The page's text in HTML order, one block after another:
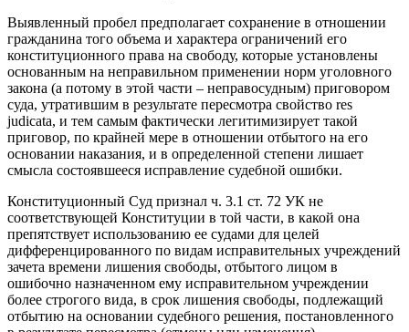
Выявленный пробел предполагает сохранение в отношении
гражданина того объема и характера ограничений его
конституционного права на свободу, которые установлены
основанным на неправильном применении норм уголовного
закона (а потому в этой части – неправосудным) приговором
суда, утратившим в результате пересмотра свойство res
judicata, и тем самым фактически легитимизирует такой
приговор, по крайней мере в отношении отбытого на его
основании наказания, и в определенной степени лишает
смысла состоявшееся исправление судебной ошибки.
Конституционный Суд признал ч. 3.1 ст. 72 УК не
соответствующей Конституции в той части, в какой она
препятствует использованию ее судами для целей
дифференцированного по видам исправительных учреждений
зачета времени лишения свободы, отбытого лицом в
ошибочно назначенном ему исправительном учреждении
более строгого вида, в срок лишения свободы, подлежащий
отбытию на основании судебного решения, постановленного